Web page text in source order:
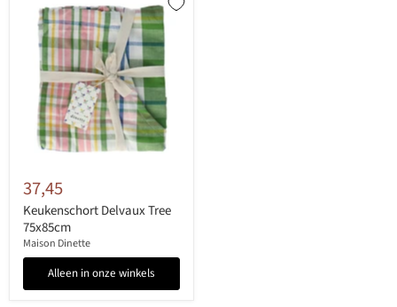
37,45
Keukenschort Delvaux Tree
75x85cm
Maison Dinette
Alleen in onze winkels